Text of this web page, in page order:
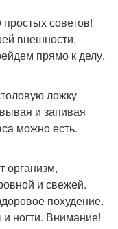
советов!
внешности,
прямо к делу.
ложку
и запивая
можно есть.
организм,
и свежей.
похудение.
ногти. Внимание!